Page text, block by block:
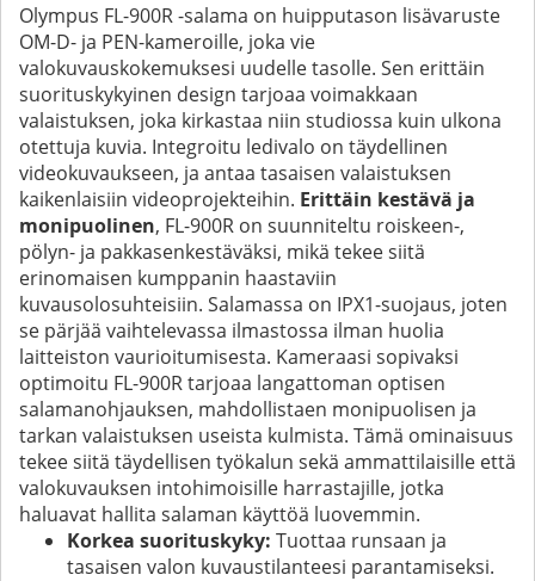
Olympus FL-900R -salama on huipputason lisävaruste
OM-D- ja PEN-kameroille, joka vie
valokuvauskokemuksesi uudelle tasolle. Sen erittäin
suorituskykyinen design tarjoaa voimakkaan
valaistuksen, joka kirkastaa niin studiossa kuin ulkona
otettuja kuvia. Integroitu ledivalo on täydellinen
videokuvaukseen, ja antaa tasaisen valaistuksen
kaikenlaisiin videoprojekteihin. Erittäin kestävä ja
monipuolinen, FL-900R on suunniteltu roiskeen-,
pölyn- ja pakkasenkestäväksi, mikä tekee siitä
erinomaisen kumppanin haastaviin
kuvausolosuhteisiin. Salamassa on IPX1-suojaus, joten
se pärjää vaihtelevassa ilmastossa ilman huolia
laitteiston vaurioitumisesta. Kameraasi sopivaksi
optimoitu FL-900R tarjoaa langattoman optisen
salamanohjauksen, mahdollistaen monipuolisen ja
tarkan valaistuksen useista kulmista. Tämä ominaisuus
tekee siitä täydellisen työkalun sekä ammattilaisille että
valokuvauksen intohimoisille harrastajille, jotka
haluavat hallita salaman käyttöä luovemmin.
Korkea suorituskyky: Tuottaa runsaan ja
tasaisen valon kuvaustilanteesi parantamiseksi.